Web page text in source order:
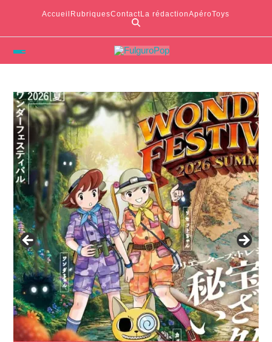
Accueil RubriquesContactLa rédactionApéroToys